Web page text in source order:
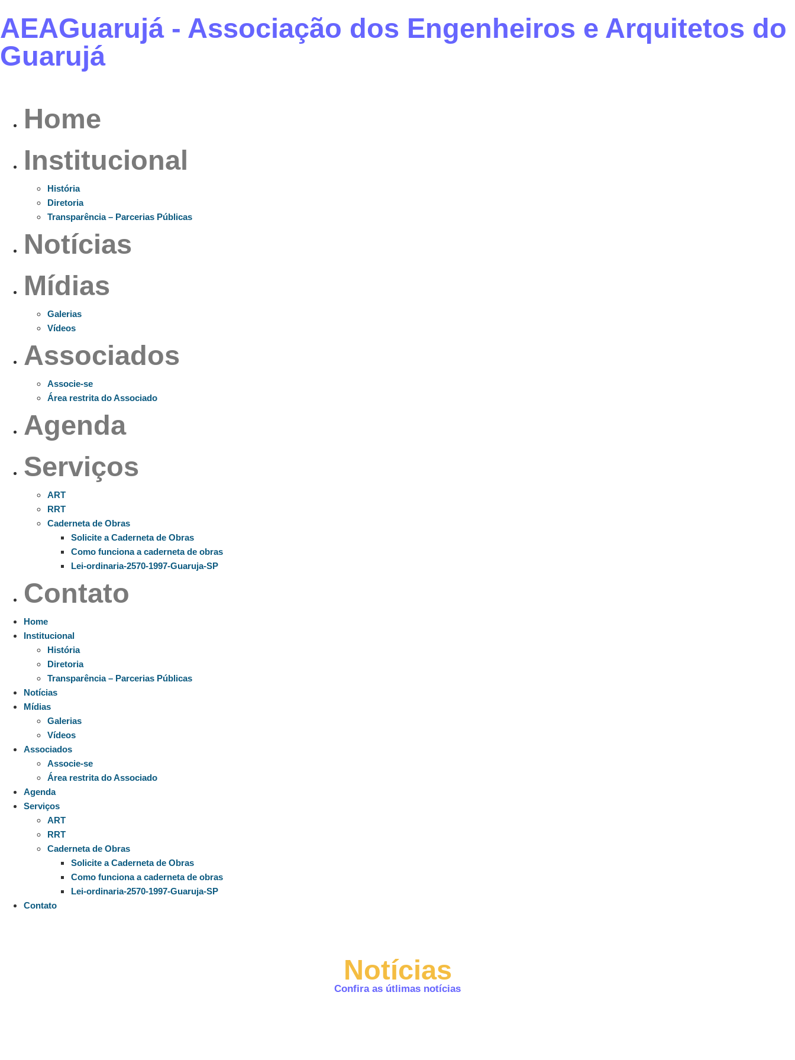
AEAGuarujá - Associação dos Engenheiros e Arquitetos do
Guarujá
Home
Institucional
História
Diretoria
Transparência – Parcerias Públicas
Notícias
Mídias
Galerias
Vídeos
Associados
Associe-se
Área restrita do Associado
Agenda
Serviços
ART
RRT
Caderneta de Obras
Solicite a Caderneta de Obras
Como funciona a caderneta de obras
Lei-ordinaria-2570-1997-Guaruja-SP
Contato
Home
Institucional
História
Diretoria
Transparência – Parcerias Públicas
Notícias
Mídias
Galerias
Vídeos
Associados
Associe-se
Área restrita do Associado
Agenda
Serviços
ART
RRT
Caderneta de Obras
Solicite a Caderneta de Obras
Como funciona a caderneta de obras
Lei-ordinaria-2570-1997-Guaruja-SP
Contato
Notícias
Confira as útlimas notícias